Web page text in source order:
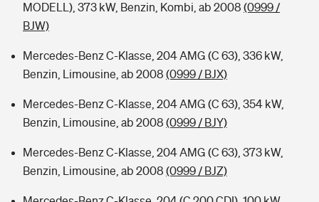
MODELL), 373 kW, Benzin, Kombi, ab 2008 (0999 /
BJW)
Mercedes-Benz C-Klasse, 204 AMG (C 63), 336 kW,
Benzin, Limousine, ab 2008 (0999 / BJX)
Mercedes-Benz C-Klasse, 204 AMG (C 63), 354 kW,
Benzin, Limousine, ab 2008 (0999 / BJY)
Mercedes-Benz C-Klasse, 204 AMG (C 63), 373 kW,
Benzin, Limousine, ab 2008 (0999 / BJZ)